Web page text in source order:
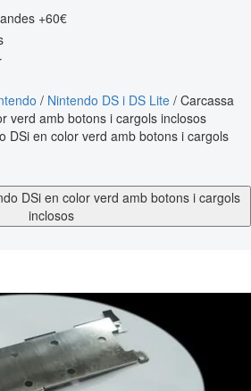
+60€
/ Nintendo DS i DS Lite / Carcassa
verd amb botons i cargols inclosos